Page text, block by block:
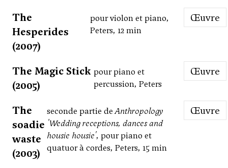
The
Hesperides
(2007)
pour violon et piano,
Peters, 12 min
Œuvre
The Magic Stick
(2005)
pour piano et
percussion, Peters
Œuvre
The
soadie
waste
(2003)
seconde partie deAnthropology
'Wedding receptions, dances and
housie housie', pour piano et
quatuor à cordes, Peters, 15 min
Œuvre